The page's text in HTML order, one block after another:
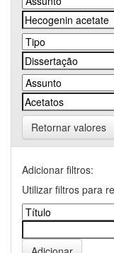
Retornar valores
Adicionar filtros:
Utilizar filtros para